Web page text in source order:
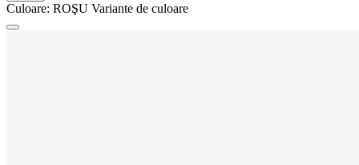
Culoare: ROŞU Variante de culoare